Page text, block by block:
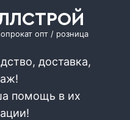
опт / розница
доставка,
помощь в их